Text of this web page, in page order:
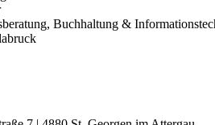
Buchhaltung &